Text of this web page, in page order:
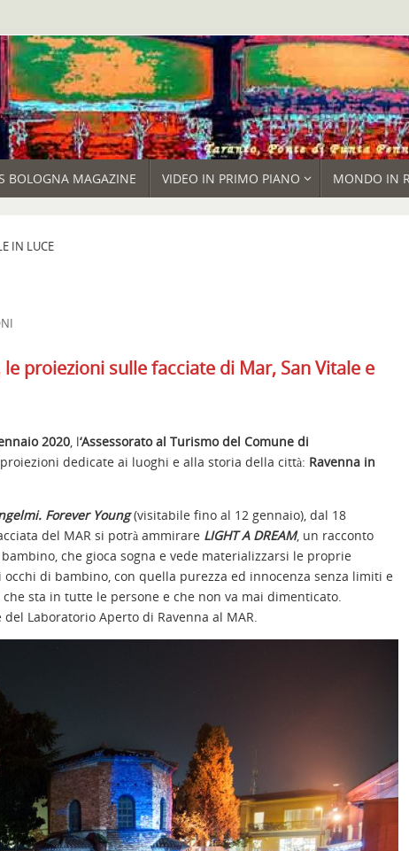
BOLOGNA MAGAZINE VIDEO IN PRIMO PIANO MONDO IN
IN LUCE
proiezioni sulle facciate di Mar, San Vitale e
2020, l‘Assessorato al Turismo del Comune di
dedicate ai luoghi e alla storia della città: Ravenna in
Forever Young(visitabile fino al 12 gennaio), dal 18
del MAR si potrà ammirare LIGHT A DREAM, un racconto
che gioca sogna e vede materializzarsi le proprie
di bambino, con quella purezza ed innocenza senza limiti e
sta in tutte le persone e che non va mai dimenticato.
Laboratorio Aperto di Ravenna al MAR.